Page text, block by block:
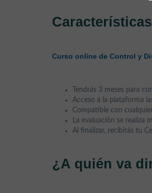
Características
Curso online de Control y
Tendrás 3 meses para
Acceso a la plataforma
Compatible con
La evaluación se realiza
Al finalizar, recibirás tu
¿A quién va